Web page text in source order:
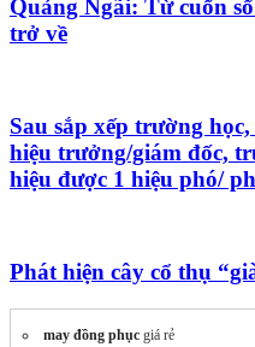
Quảng Ngãi: Từ cuốn
trở về
Sau sắp xếp trường
hiệu trưởng/giám đốc,
hiệu được 1 hiệu phó/
Phát hiện cây cổ thụ
may đồng phục giá rẻ